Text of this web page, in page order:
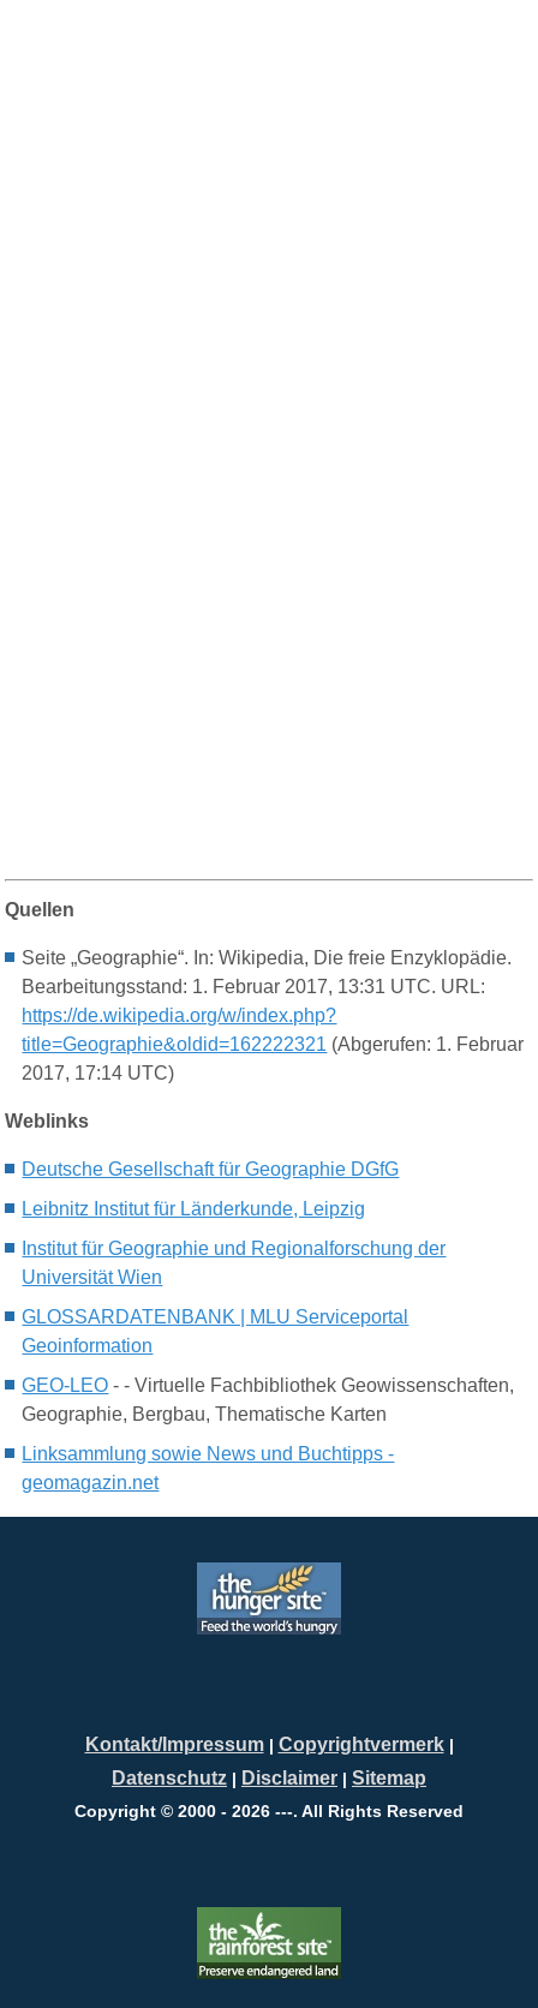
Quellen
Seite „Geographie“. In: Wikipedia, Die freie Enzyklopädie.
Bearbeitungsstand: 1. Februar 2017, 13:31 UTC. URL:
https://de.wikipedia.org/w/index.php?
title=Geographie&oldid=162222321 (Abgerufen: 1. Februar
2017, 17:14 UTC)
Weblinks
Deutsche Gesellschaft für Geographie DGfG
Leibnitz Institut für Länderkunde, Leipzig
Institut für Geographie und Regionalforschung der
Universität Wien
GLOSSARDATENBANK | MLU Serviceportal
Geoinformation
GEO-LEO - - Virtuelle Fachbibliothek Geowissenschaften,
Geographie, Bergbau, Thematische Karten
Linksammlung sowie News und Buchtipps -
geomagazin.net
Kontakt/Impressum| Copyrightvermerk|
Datenschutz | Disclaimer | Sitemap
Copyright © 2000 - 2026 ---. All Rights Reserved